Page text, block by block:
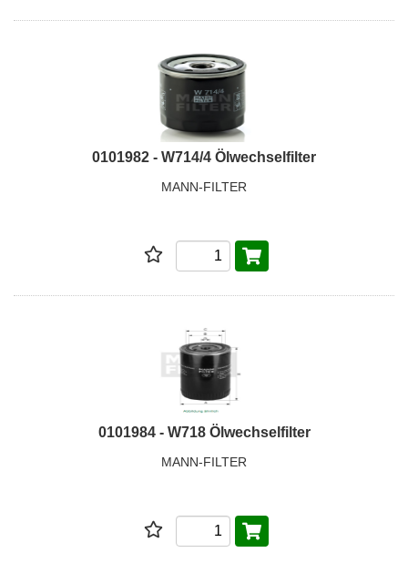
0101982 - W714/4 Ölwechselfilter
MANN-FILTER
0101984 - W718 Ölwechselfilter
MANN-FILTER